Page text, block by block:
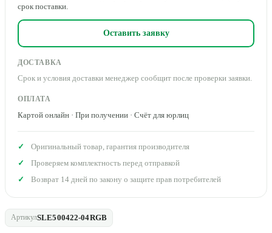
АртикулSLE500422-04RGB
срок поставки.
Оставить заявку
ДОСТАВКА
Срок и условия доставки менеджер сообщит после проверки заявки.
ОПЛАТА
Картой онлайн · При получении · Счёт для юрлиц
Оригинальный товар, гарантия производителя
Проверяем комплектность перед отправкой
Возврат 14 дней по закону о защите прав потребителей